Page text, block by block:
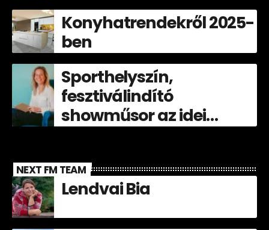
Konyhatrendekről 2025-
ben
Sporthelyszín,
fesztiválindító
showműsor az idei
NEXT FM TEAM
Lendvai Bia